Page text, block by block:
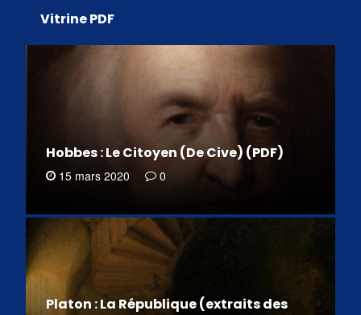
Vitrine PDF
Hobbes : Le Citoyen (De Cive) (PDF)
15 mars 2020 0
Platon : La République (extraits des